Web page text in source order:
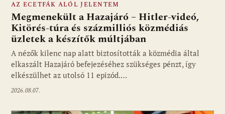
Fotó: media1.hu
AZ ECETFÁK ALÓL JELENTEM
Megmenekült a Hazajáró – Hitler-videó,
Kitörés-túra és százmilliós közmédiás
üzletek a készítők múltjában
A nézők kilenc nap alatt biztosították a közmédia által
elkaszált Hazajáró befejezéséhez szükséges pénzt, így
elkészülhet az utolsó 11 epizód.…
2026.08.07.